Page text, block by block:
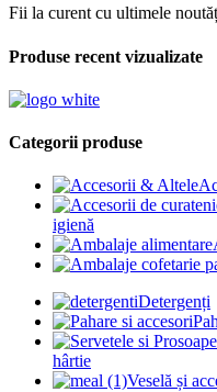
Fii la curent cu ultimele
Produse recent vizualizate
Categorii produse
igienă
Detergenți
hârtie
Veselă și